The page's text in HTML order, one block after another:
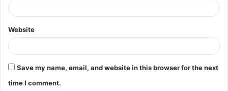
Website
Save my name, email, and website in this browser for the next
time I comment.